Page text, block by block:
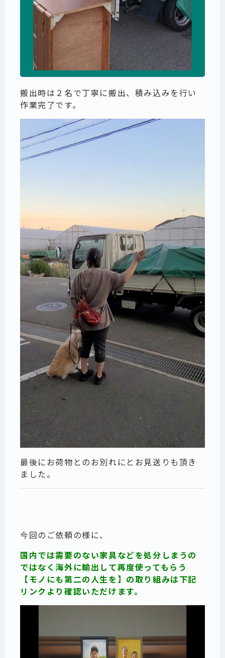
搬出時は２名で丁寧に搬出、積み込みを行い
作業完了です。
最後にお荷物とのお別れにとお見送りも頂き
ました。
今回のご依頼の様に、
国内では需要のない家具などを処分しまうの
ではなく海外に輸出して再度使ってもらう
【モノにも第二の人生を】の取り組みは下記
リンクより確認いただけます。